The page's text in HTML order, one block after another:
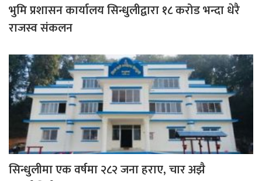
भुमि प्रशासन कार्यालय सिन्धुलीद्वारा १८ करोड भन्दा धेरै
राजस्व संकलन
सिन्धुलीमा एक वर्षमा २८२ जना हराए, चार अझै